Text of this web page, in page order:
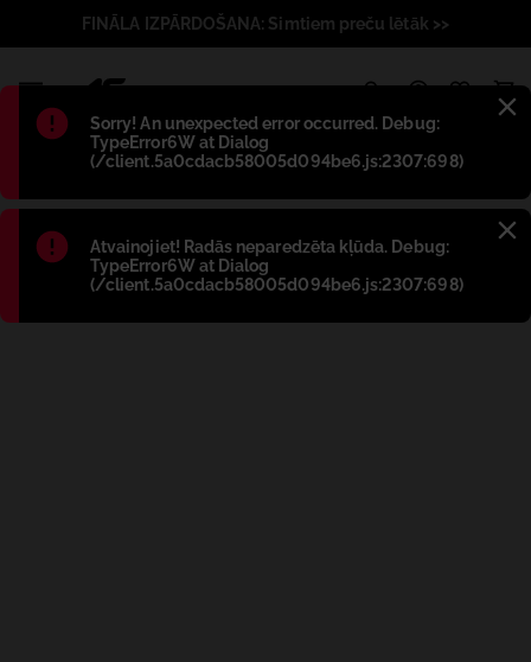
Błąd:
Sorry! An unexpected error occurred. Debug:
TypeError6W at Dialog
(/client.5a0cdacb58005d094be6.js:2307:698)
Błąd:
Atvainojiet! Radās neparedzēta kļūda. Debug:
TypeError6W at Dialog
(/client.5a0cdacb58005d094be6.js:2307:698)
FINĀLA IZPĀRDOŠANA: Simtiem preču lētāk >>